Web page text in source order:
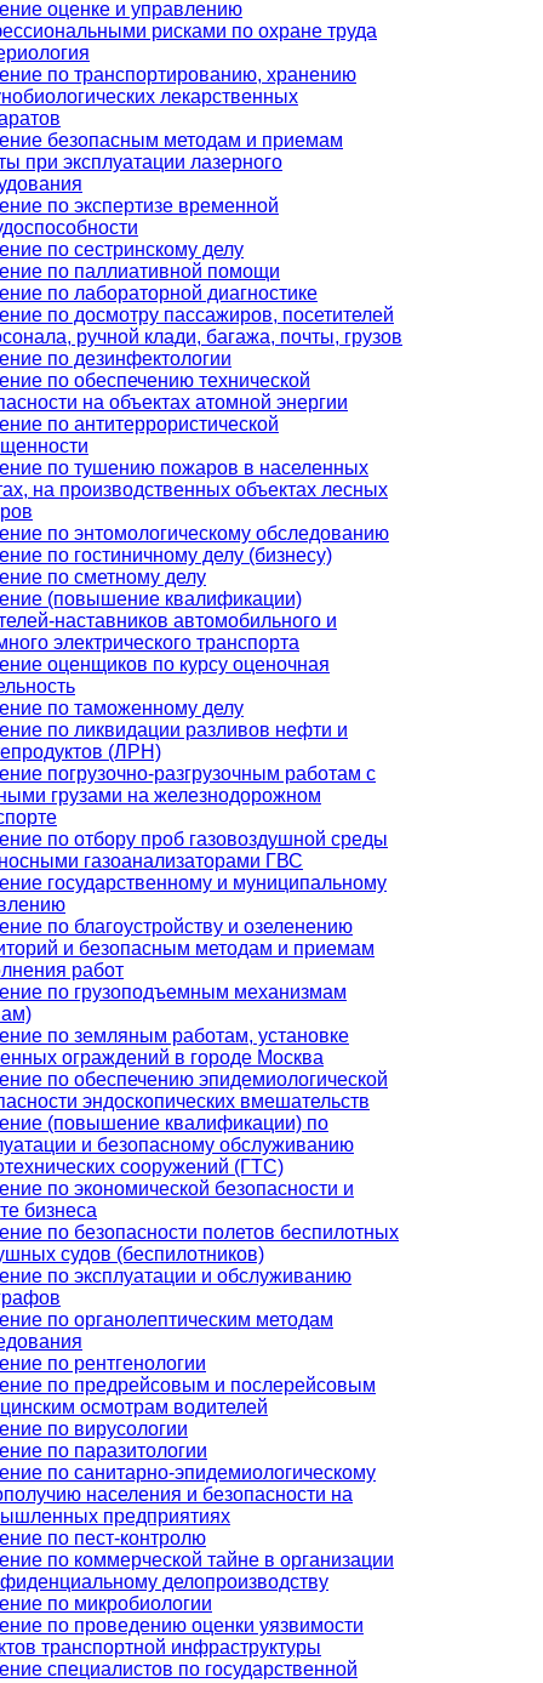
оценке и управлению
рисками по охране труда
по транспортированию, хранению
лекарственных
безопасным методам и приемам
при эксплуатации лазерного
по экспертизе временной
по сестринскому делу
по паллиативной помощи
по лабораторной диагностике
по досмотру пассажиров, посетителей
ручной клади, багажа, почты, грузов
по дезинфектологии
по обеспечению технической
на объектах атомной энергии
по антитеррористической
по тушению пожаров в населенных
на производственных объектах лесных
по энтомологическому обследованию
по гостиничному делу (бизнесу)
по сметному делу
(повышение квалификации)
наставников автомобильного и
электрического транспорта
оценщиков по курсу оценочная
по таможенному делу
по ликвидации разливов нефти и
(ЛРН)
погрузочно-разгрузочным работам с
грузами на железнодорожном
по отбору проб газовоздушной среды
газоанализаторами ГВС
государственному и муниципальному
по благоустройству и озеленению
и безопасным методам и приемам
работ
по грузоподъемным механизмам
по земляным работам, установке
ограждений в городе Москва
по обеспечению эпидемиологической
эндоскопических вмешательств
(повышение квалификации) по
и безопасному обслуживанию
сооружений (ГТС)
по экономической безопасности и
бизнеса
по безопасности полетов беспилотных
судов (беспилотников)
по эксплуатации и обслуживанию
по органолептическим методам
по рентгенологии
по предрейсовым и послерейсовым
осмотрам водителей
по вирусологии
по паразитологии
по санитарно-эпидемиологическому
населения и безопасности на
предприятиях
по пест-контролю
по коммерческой тайне в организации
делопроизводству
по микробиологии
по проведению оценки уязвимости
транспортной инфраструктуры
специалистов по государственной